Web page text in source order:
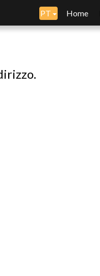
PT Home